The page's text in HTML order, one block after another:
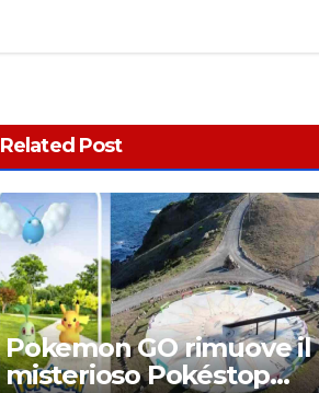
Related Post
Pokemon GO rimuove il
misterioso Pokéstop